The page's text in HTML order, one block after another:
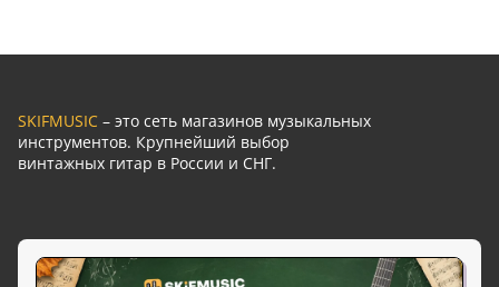
SKIFMUSIC – это сеть магазинов музыкальных
инструментов. Крупнейший выбор
винтажных гитар в России и СНГ.